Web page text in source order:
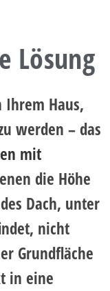
Lösung
Ihrem Haus,
werden – das
mit
die Höhe
Dach, unter
nicht
Grundfläche
in eine